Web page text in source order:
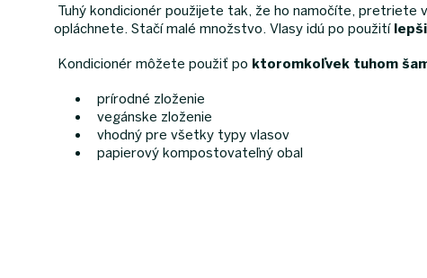
Tuhý kondicionér použijete tak, že ho namočíte, pretriete
opláchnete. Stačí malé množstvo. Vlasy idú po použití
Kondicionér môžete použiť po ktoromkoľvek tuhom
prírodné zloženie
vegánske zloženie
vhodný pre všetky typy vlasov
papierový kompostovateľný obal